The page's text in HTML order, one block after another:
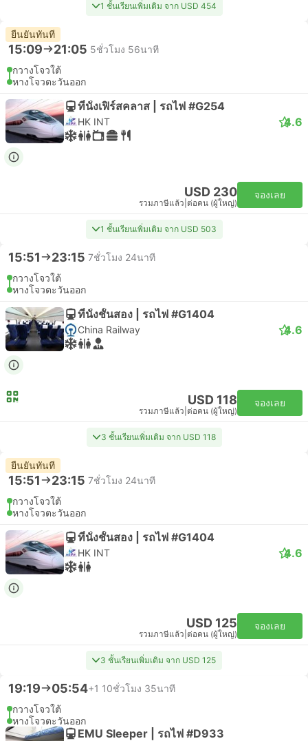
1 ชั้นเรียนเพิ่มเติม จาก USD 454
ยืนยันทันที
15:09 21:05 5ชั่วโมง 56นาที
กวางโจวใต้
หางโจวตะวันออก
ที่นั่งเฟิร์สคลาส | รถไฟ #G254
HK INT 4.6
USD 230
รวมภาษีแล้ว ต่อคน (ผู้ใหญ่)
จองเลย
1 ชั้นเรียนเพิ่มเติม จาก USD 503
15:51 23:15 7ชั่วโมง 24นาที
กวางโจวใต้
หางโจวตะวันออก
ที่นั่งชั้นสอง | รถไฟ #G1404
China Railway 4.6
USD 118
รวมภาษีแล้ว ต่อคน (ผู้ใหญ่)
จองเลย
3 ชั้นเรียนเพิ่มเติม จาก USD 118
ยืนยันทันที
15:51 23:15 7ชั่วโมง 24นาที
กวางโจวใต้
หางโจวตะวันออก
ที่นั่งชั้นสอง | รถไฟ #G1404
HK INT 4.6
USD 125
รวมภาษีแล้ว ต่อคน (ผู้ใหญ่)
จองเลย
3 ชั้นเรียนเพิ่มเติม จาก USD 125
19:19 05:54+1 10ชั่วโมง 35นาที
กวางโจวใต้
หางโจวตะวันออก
EMU Sleeper | รถไฟ #D933